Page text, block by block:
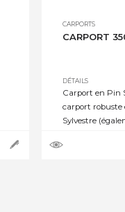
CARPORTS
CARPORT
DÉTAILS
Carport en Pin
carport robuste
Sylvestre
classe 4 vert